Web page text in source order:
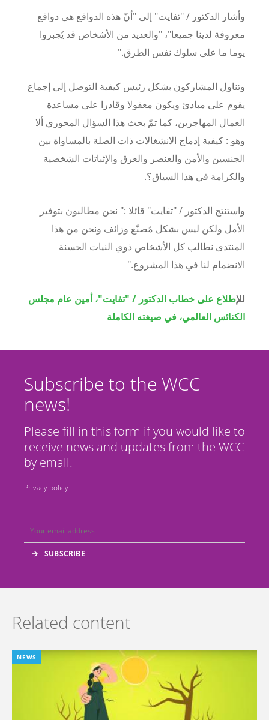
وأشار الدكتور / "تفايت" إلى "أنّ هذه الدوافع هي دوافع
معروفة لدينا جميعا"، "والعديد من الأشخاص قد يُجبروا
يوما ما على سلوك نفس الطرق."
وتناول المشاركون بشكل رئيس كيفية التوصل إلى إجماع
يقوم على مبادئ ويكون معقولا وقادرا على مساعدة
العمال المهاجرين، كما تمّ بحث هذا السؤال المحوري ألا
وهو : كيفية إدماج الانشغالات ذات الصلة بالمساواة بين
الجنسين والأمن والعنصر والعرق والإثباتات الشخصية
والكرامة في هذا السياق؟.
واستنتج الدكتور / "تفايت" قائلا :" نحن مطالبون بتوفير
الأمل ولكن ليس بشكل مُصنّع وزائف ونحن من هذا
المنتدى نطالب كل الأشخاص ذوي النيات الحسنة
الانضمام لنا في هذا المشروع."
للإطلاع على خطاب الدكتور / "تفايت"، أمين عام مجلس
الكنائس العالمي، في صيغته الكاملة
Subscribe to the WCC
news!
Please fill in this form if you would like to
receive news and updates from the WCC
by email.
Privacy policy
Related content
NEWS